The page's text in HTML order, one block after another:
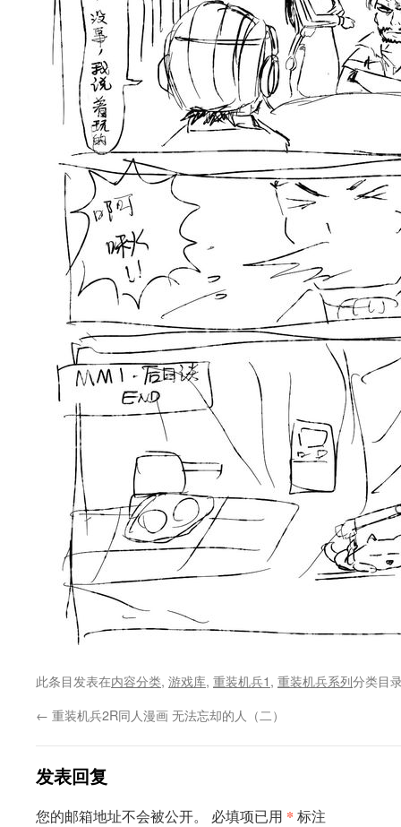
此条目发表在内容分类, 游戏库, 重装机兵1, 重装机兵系列分类目
← 重装机兵2R同人漫画 无法忘却的人（二）
发表回复
您的邮箱地址不会被公开。 必填项已用 * 标注